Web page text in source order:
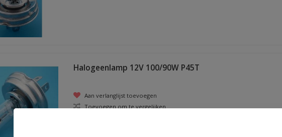
Halogeenlamp 12V 100/90W P45T
Aan verlanglijst toevoegen
Toevoegen om te vergelijken